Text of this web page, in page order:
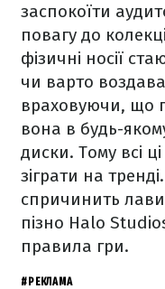
заспокоїти
повагу до
фізичні носії
чи варто
враховуючи, що
вона в будь-
диски. Тому всі
зіграти на
спричинить
пізно Halo
правила гри.
#РЕКЛАМА